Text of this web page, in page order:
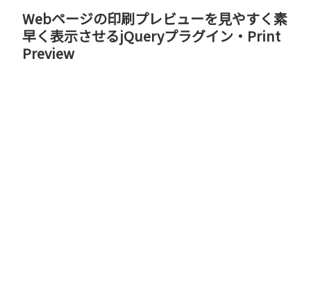
Webページの印刷プレビューを見やすく素
早く表示させるjQueryプラグイン・Print
Preview